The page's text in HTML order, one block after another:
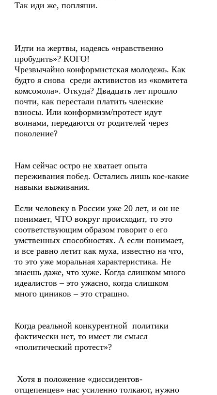
Так иди же, попляши.
Идти на жертвы, надеясь «нравственно
пробудить»? КОГО!
Чрезвычайно конформистская молодежь. Как
будто я снова среди активистов из «комитета
комсомола». Откуда? Двадцать лет прошло
почти, как перестали платить членские
взносы. Или конформизм/протест идут
волнами, передаются от родителей через
поколение?
Нам сейчас остро не хватает опыта
переживания побед. Остались лишь кое-какие
навыки выживания.
Если человеку в России уже 20 лет, и он не
понимает, ЧТО вокруг происходит, то это
соответствующим образом говорит о его
умственных способностях. А если понимает,
и все равно летит как муха, известно на что,
то это уже моральная характеристика. Не
знаешь даже, что хуже. Когда слишком много
идеалистов – это ужасно, когда слишком
много циников – это страшно.
Когда реальной конкурентной политики
фактически нет, то имеет ли смысл
«политический протест»?
Хотя в положение «диссидентов-
отщепенцев» нас усиленно толкают, нужно